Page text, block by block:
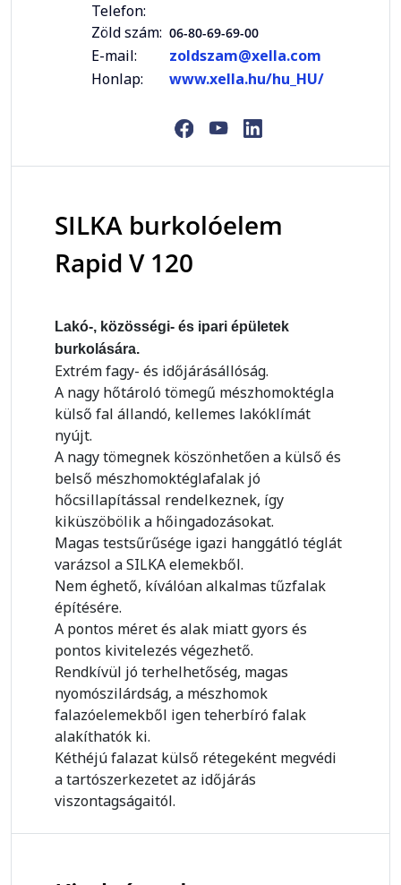
Telefon:
Zöld szám: 06-80-69-69-00
E-mail:
zoldszam@xella.com
Honlap:
www.xella.hu/hu_HU/
SILKA burkolóelem
Rapid V 120
Lakó-, közösségi- és ipari épületek
burkolására.
Extrém fagy- és időjárásállóság.
A nagy hőtároló tömegű mészhomoktégla
külső fal állandó, kellemes lakóklímát
nyújt.
A nagy tömegnek köszönhetően a külső és
belső mészhomoktéglafalak jó
hőcsillapítással rendelkeznek, így
kiküszöbölik a hőingadozásokat.
Magas testsűrűsége igazi hanggátló téglát
varázsol a SILKA elemekből.
Nem éghető, kíválóan alkalmas tűzfalak
építésére.
A pontos méret és alak miatt gyors és
pontos kivitelezés végezhető.
Rendkívül jó terhelhetőség, magas
nyomószilárdság, a mészhomok
falazóelemekből igen teherbíró falak
alakíthatók ki.
Kéthéjú falazat külső rétegeként megvédi
a tartószerkezetet az időjárás
viszontagságaitól.